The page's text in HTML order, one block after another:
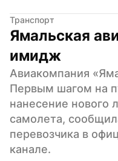
Транспорт
Ямальская
имидж
Авиакомпания
Первым шагом на
нанесение нового
самолета,
перевозчика в
канале.